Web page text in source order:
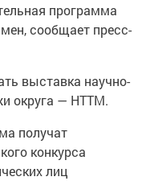
программа
сообщает пресс-
выставка научно-
округа — НТТМ.
получат
конкурса
лиц